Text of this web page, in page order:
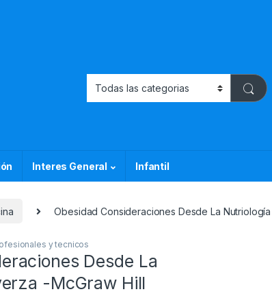
Interes General Infantil
Obesidad Consideraciones Desde La
y tecnicos
Desde La
-McGraw Hill